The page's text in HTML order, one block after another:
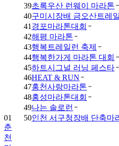
39초록우산 런웨이 마라톤
40구미시장배 금오산트레
41 경포마라톤대회
42해평 마라톤
43행복트레일런 축제
44행복한가게 마라톤 대회
45하트시그널 러닝 페스타
46HEAT & RUN
47홍천사랑마라톤
48홍성마라톤대회
49나는 솔로런
50인천 서구청장배 단축마
천
마
라